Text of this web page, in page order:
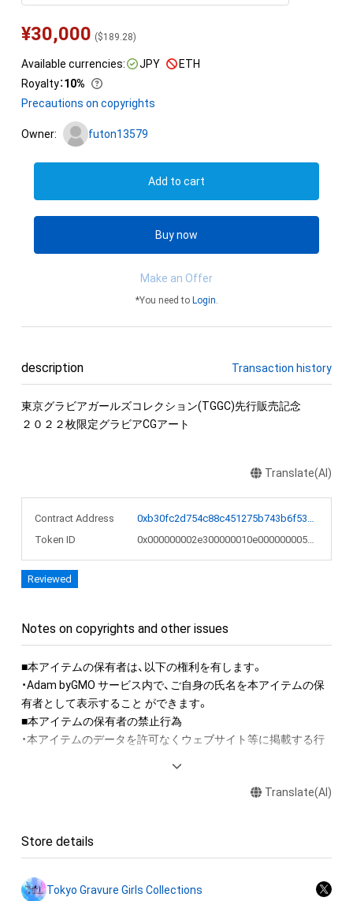
¥30,000 ($189.28)
Available currencies: JPY
ETH
Royalty：10%
Precautions on copyrights
Owner: futon13579
Add to cart
Buy now
Make an Offer
*You need to Login.
description Transaction history
東京グラビアガールズコレクション(TGGC)先行販売記念
２０２２枚限定グラビアCGアート
Translate(AI)
Contract Address
0xb30fc2d754c88c451275b743b6f530f19f643683
Token ID
0x000000002e300000010e000000005740
Reviewed
Notes on copyrights and other issues
■本アイテムの保有者は、以下の権利を有します。
・Adam byGMO サービス内で、ご自身の氏名を本アイテムの保
有者として表示すること ができます。
■本アイテムの保有者の禁止行為
・本アイテムのデータを許可なくウェブサイト等に掲載する行
・本アイテムに関する創作物の利用については、公序良俗や法令
Translate(AI)
Store details
Tokyo Gravure Girls Collections